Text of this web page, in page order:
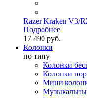
Razer Kraken V3/
Подробнее
17 490 руб.
Колонки
по типу
Колонки
Колонки
Мини